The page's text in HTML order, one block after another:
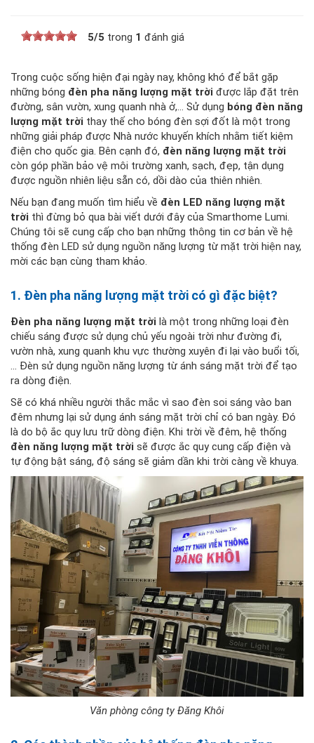
5/5 trong 1 đánh giá
Trong cuộc sống hiện đại ngày nay, không khó để bắt gặp
những bóng đèn pha năng lượng mặt trời được lắp đặt trên
đường, sân vườn, xung quanh nhà ở,… Sử dụng bóng đèn năng
lượng mặt trời thay thế cho bóng đèn sợi đốt là một trong
những giải pháp được Nhà nước khuyến khích nhằm tiết kiệm
điện cho quốc gia. Bên cạnh đó, đèn năng lượng mặt trời
còn góp phần bảo vệ môi trường xanh, sạch, đẹp, tận dụng
được nguồn nhiên liệu sẵn có, dồi dào của thiên nhiên.
Nếu bạn đang muốn tìm hiểu về đèn LED năng lượng mặt
trời thì đừng bỏ qua bài viết dưới đây của Smarthome Lumi.
Chúng tôi sẽ cung cấp cho bạn những thông tin cơ bản về hệ
thống đèn LED sử dụng nguồn năng lượng từ mặt trời hiện nay,
mời các bạn cùng tham khảo.
1. Đèn pha năng lượng mặt trời có gì đặc biệt?
Đèn pha năng lượng mặt trời là một trong những loại đèn
chiếu sáng được sử dụng chủ yếu ngoài trời như đường đi,
vườn nhà, xung quanh khu vực thường xuyên đi lại vào buổi tối,
… Đèn sử dụng nguồn năng lượng từ ánh sáng mặt trời để tạo
ra dòng điện.
Sẽ có khá nhiều người thắc mắc vì sao đèn soi sáng vào ban
đêm nhưng lại sử dụng ánh sáng mặt trời chỉ có ban ngày. Đó
là do bộ ắc quy lưu trữ dòng điện. Khi trời về đêm, hệ thống
đèn năng lượng mặt trời sẽ được ắc quy cung cấp điện và
tự động bật sáng, độ sáng sẽ giảm dần khi trời càng về khuya.
Văn phòng công ty Đăng Khôi